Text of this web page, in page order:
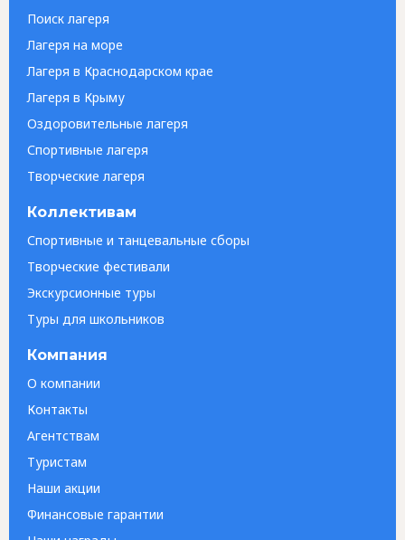
Поиск лагеря
Лагеря на море
Лагеря в Краснодарском крае
Лагеря в Крыму
Оздоровительные лагеря
Спортивные лагеря
Творческие лагеря
Коллективам
Спортивные и танцевальные сборы
Творческие фестивали
Экскурсионные туры
Туры для школьников
Компания
О компании
Контакты
Агентствам
Туристам
Наши акции
Финансовые гарантии